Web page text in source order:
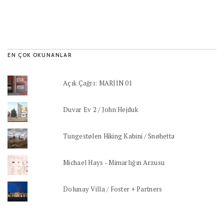
EN ÇOK OKUNANLAR
Açık Çağrı: MARJİN 01
Duvar Ev 2 / John Hejduk
Tungestølen Hiking Kabini / Snøhetta
Michael Hays - Mimarlığın Arzusu
Dolunay Villa / Foster + Partners